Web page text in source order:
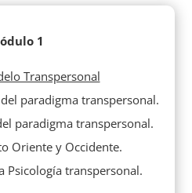
1
Transpersonal
paradigma transpersonal.
paradigma transpersonal.
Oriente y Occidente.
Psicología transpersonal.